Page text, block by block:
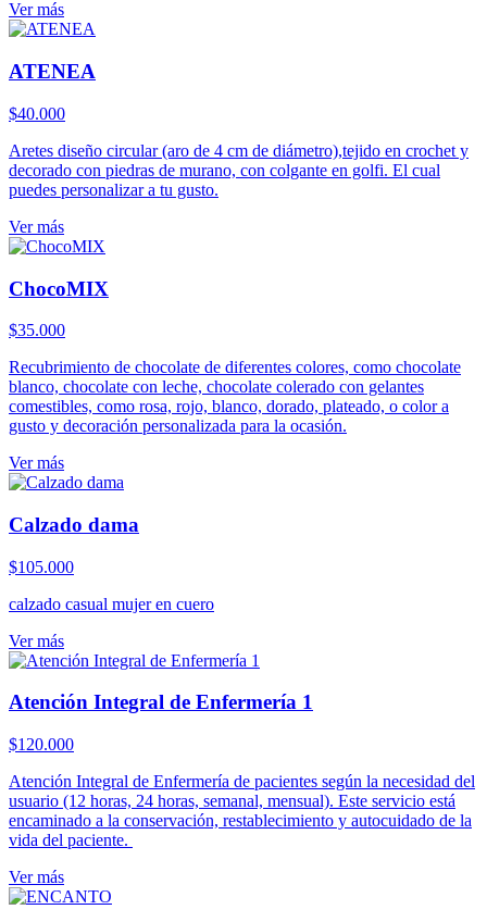
Ver más
ATENEA
$40.000
Aretes diseño circular (aro de 4 cm de diámetro),tejido en crochet y
decorado con piedras de murano, con colgante en golfi. El cual
puedes personalizar a tu gusto.
Ver más
ChocoMIX
$35.000
Recubrimiento de chocolate de diferentes colores, como chocolate
blanco, chocolate con leche, chocolate colerado con gelantes
comestibles, como rosa, rojo, blanco, dorado, plateado, o color a
gusto y decoración personalizada para la ocasión.
Ver más
Calzado dama
$105.000
calzado casual mujer en cuero
Ver más
Atención Integral de Enfermería 1
$120.000
Atención Integral de Enfermería de pacientes según la necesidad del
usuario (12 horas, 24 horas, semanal, mensual). Este servicio está
encaminado a la conservación, restablecimiento y autocuidado de la
vida del paciente.
Ver más